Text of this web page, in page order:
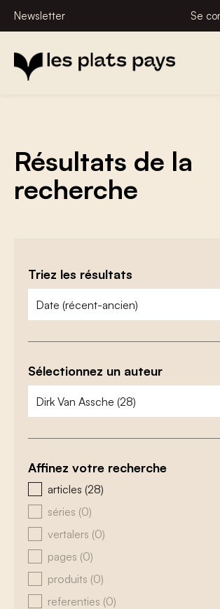
Newsletter Se
Résultats de la
recherche
Triez les résultats
zoeken - sorteer
trier le contenu
Sélectionnez un auteur
zoeken - auteurs
sélectionnez le contenu
Affinez votre recherche
zoeken - type
articles (28)
séries (0)
vertalers (0)
pages (0)
produits (0)
referenties (0)